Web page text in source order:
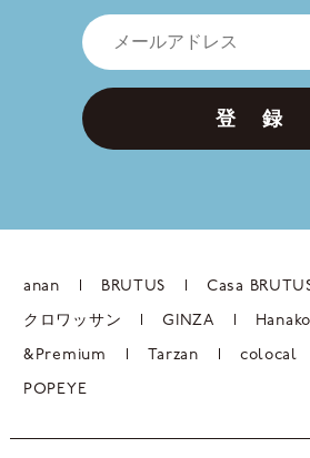
登 録
anan BRUTUS Casa
クロワッサン GINZA Hanako
&Premium Tarzan colocal
POPEYE